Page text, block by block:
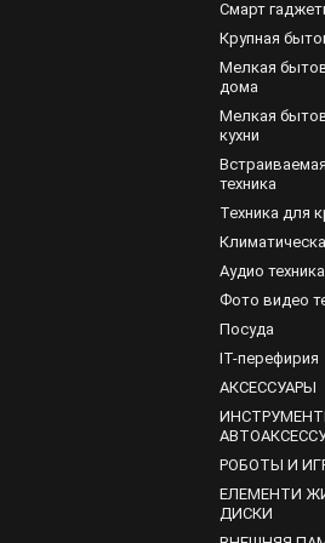
При выборе наушников следует
передавался качественно с
внутриканальные проводные модели.
Гарнитура для игр обычно отличается
В нашем интернет-магазине можно
необходимости можно получить
Смарт
Крупная
Мелкая
дома
Мелкая
кухни
техника
Техника для
Аудио техника
Фото видео
Посуда
IT-перефирия
АКСЕССУАРЫ
РОБОТЫ И
ЕЛЕМЕНТИ
ДИСКИ